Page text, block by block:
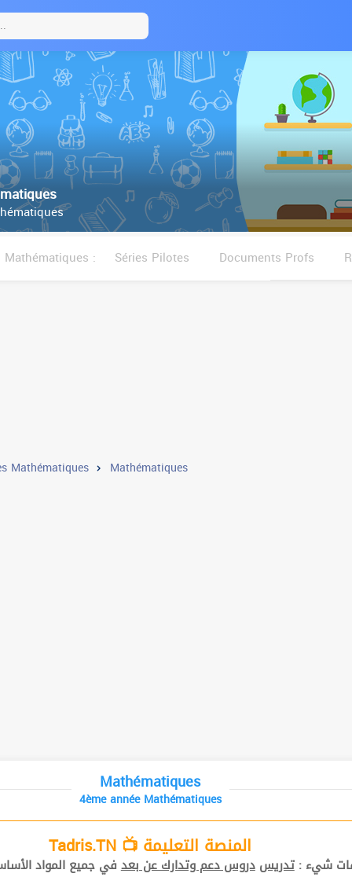
Mathématiques : Séries Pilotes Documents Profs
Mathématiques Mathématiques
Mathématiques
4ème année Mathématiques
المنصة التعليمة 📺 Tadris.TN
شيء :تدريس دروس دعم وتدارك عن بعدفي جميع المواد